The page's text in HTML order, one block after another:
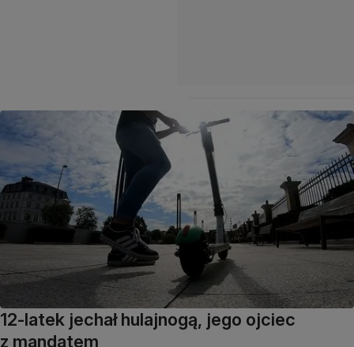
12-latek jechał hulajnogą, jego ojciec
z mandatem